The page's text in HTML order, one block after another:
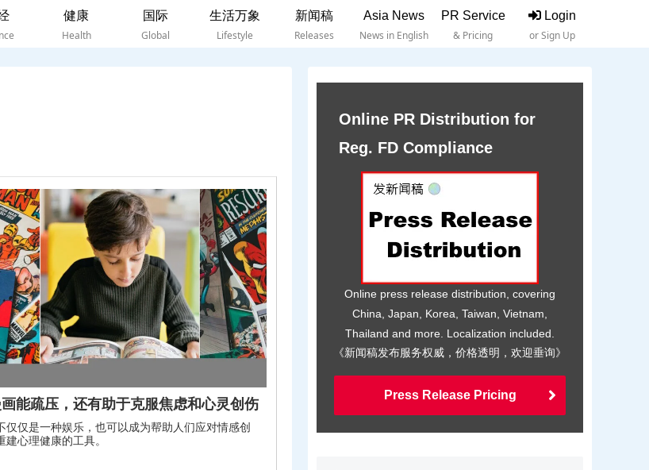
健康
Health
国际
Global
生活万象
Lifestyle
新闻稿
Releases
Asia News
News in English
PR Service
& Pricing
Login
or Sign Up
能疏压，还有助于克服焦虑和心灵创伤
仅仅是一种娱乐，也可以成为帮助人们应对情感创
建心理健康的工具。
Online PR Distribution for
Reg. FD Compliance
Online press release distribution, covering
China, Japan, Korea, Taiwan, Vietnam,
Thailand and more. Localization included.
《新闻稿发布服务权威，价格透明，欢迎垂询》
Press Release Pricing